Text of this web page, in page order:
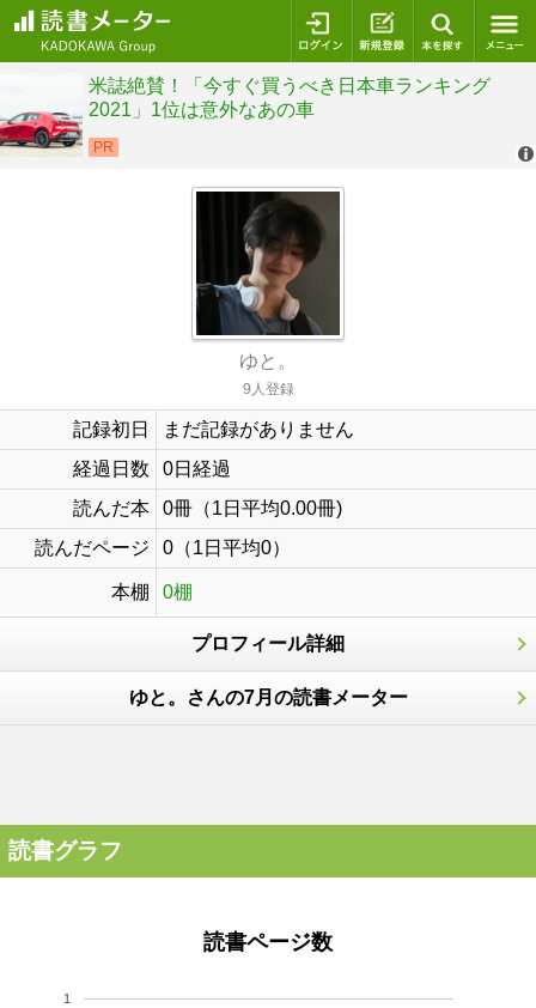
ログイン 新規登録
ゆと。
9人登録
記録初日
まだ記録がありません
経過日数
0日経過
読んだ本
0冊（1日平均0.00冊)
読んだページ
0（1日平均0）
本棚 0棚
プロフィール詳細
ゆと。さんの7月の読書メーター
読書グラフ
読書ページ数
1